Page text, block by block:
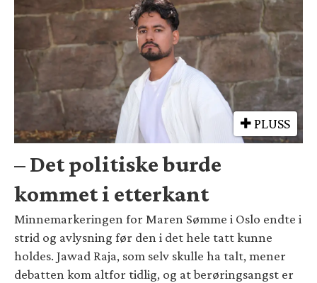
PLUSS
– Det politiske burde
kommet i etterkant
Minnemarkeringen for Maren Sømme i Oslo endte i
strid og avlysning før den i det hele tatt kunne
holdes. Jawad Raja, som selv skulle ha talt, mener
debatten kom altfor tidlig, og at berøringsangst er